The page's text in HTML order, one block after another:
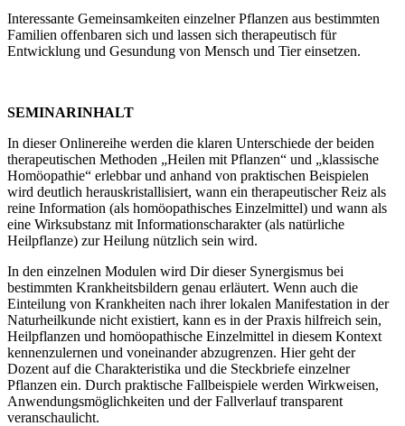
Interessante Gemeinsamkeiten einzelner Pflanzen aus bestimmten
Familien offenbaren sich und lassen sich therapeutisch für
Entwicklung und Gesundung von Mensch und Tier einsetzen.
SEMINARINHALT
In dieser Onlinereihe werden die klaren Unterschiede der beiden
therapeutischen Methoden „Heilen mit Pflanzen“ und „klassische
Homöopathie“ erlebbar und anhand von praktischen Beispielen
wird deutlich herauskristallisiert, wann ein therapeutischer Reiz als
reine Information (als homöopathisches Einzelmittel) und wann als
eine Wirksubstanz mit Informationscharakter (als natürliche
Heilpflanze) zur Heilung nützlich sein wird.
In den einzelnen Modulen wird Dir dieser Synergismus bei
bestimmten Krankheitsbildern genau erläutert. Wenn auch die
Einteilung von Krankheiten nach ihrer lokalen Manifestation in der
Naturheilkunde nicht existiert, kann es in der Praxis hilfreich sein,
Heilpflanzen und homöopathische Einzelmittel in diesem Kontext
kennenzulernen und voneinander abzugrenzen. Hier geht der
Dozent auf die Charakteristika und die Steckbriefe einzelner
Pflanzen ein. Durch praktische Fallbeispiele werden Wirkweisen,
Anwendungsmöglichkeiten und der Fallverlauf transparent
veranschaulicht.